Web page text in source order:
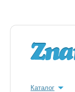
Каталог